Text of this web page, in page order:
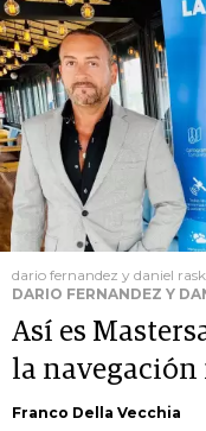
dario fernandez y daniel
DARIO FERNANDEZ Y
Así es
la navegación
Franco Della Vecchia